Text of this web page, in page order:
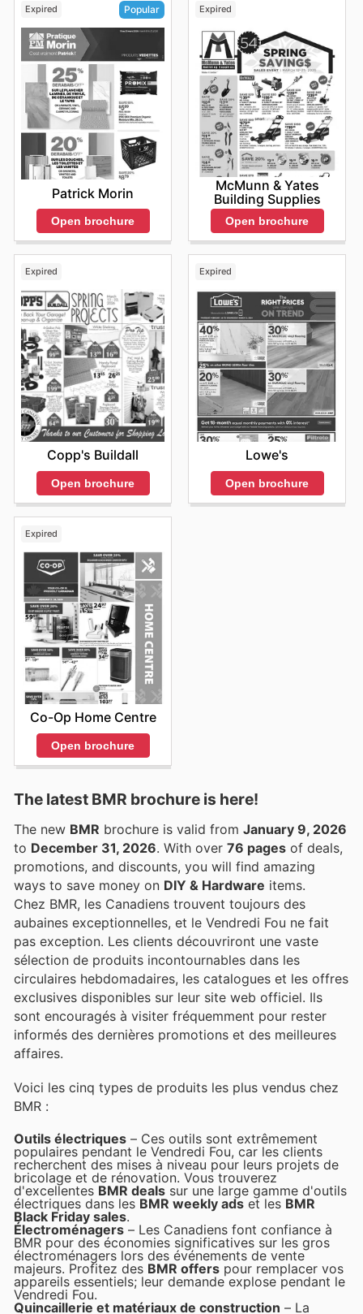
Expired Popular
Patrick Morin
Open brochure
Expired
McMunn & Yates
Building Supplies
Open brochure
Expired
Copp's Buildall
Open brochure
Expired
Lowe's
Open brochure
Expired
Co-Op Home Centre
Open brochure
The latest BMR brochure is here!
The new BMR brochure is valid from January 9, 2026
to December 31, 2026 . With over 76 pages of deals,
promotions, and discounts, you will find amazing
ways to save money on DIY & Hardware items.
Chez BMR, les Canadiens trouvent toujours des
aubaines exceptionnelles, et le Vendredi Fou ne fait
pas exception. Les clients découvriront une vaste
sélection de produits incontournables dans les
circulaires hebdomadaires, les catalogues et les offres
exclusives disponibles sur leur site web officiel. Ils
sont encouragés à visiter fréquemment pour rester
informés des dernières promotions et des meilleures
affaires.
Voici les cinq types de produits les plus vendus chez
BMR :
Outils électriques – Ces outils sont extrêmement
populaires pendant le Vendredi Fou, car les clients
recherchent des mises à niveau pour leurs projets de
bricolage et de rénovation. Vous trouverez
d'excellentes BMR deals sur une large gamme d'outils
électriques dans les BMR weekly ads et les BMR
Black Friday sales.
Électroménagers – Les Canadiens font confiance à
BMR pour des économies significatives sur les gros
électroménagers lors des événements de vente
majeurs. Profitez des BMR offers pour remplacer vos
appareils essentiels; leur demande explose pendant le
Vendredi Fou.
Quincaillerie et matériaux de construction – La